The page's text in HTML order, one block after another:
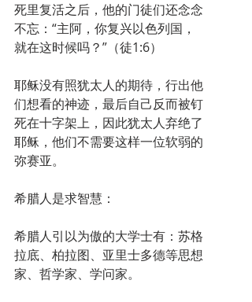
死里复活之后，他的门徒们还念念
不忘：“主阿，你复兴以色列国，
就在这时候吗？”（徒1:6）
耶稣没有照犹太人的期待，行出他
们想看的神迹，最后自己反而被钉
死在十字架上，因此犹太人弃绝了
耶稣，他们不需要这样一位软弱的
弥赛亚。
希腊人是求智慧：
希腊人引以为傲的大学士有：苏格
拉底、柏拉图、亚里士多德等思想
家、哲学家、学问家。